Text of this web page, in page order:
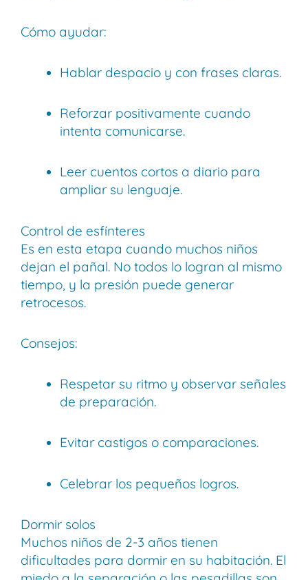
Cómo ayudar:
Hablar despacio y con frases claras.
Reforzar positivamente cuando
intenta comunicarse.
Leer cuentos cortos a diario para
ampliar su lenguaje.
Control de esfínteres
Es en esta etapa cuando muchos niños
dejan el pañal. No todos lo logran al mismo
tiempo, y la presión puede generar
retrocesos.
Consejos:
Respetar su ritmo y observar señales
de preparación.
Evitar castigos o comparaciones.
Celebrar los pequeños logros.
Dormir solos
Muchos niños de 2-3 años tienen
dificultades para dormir en su habitación. El